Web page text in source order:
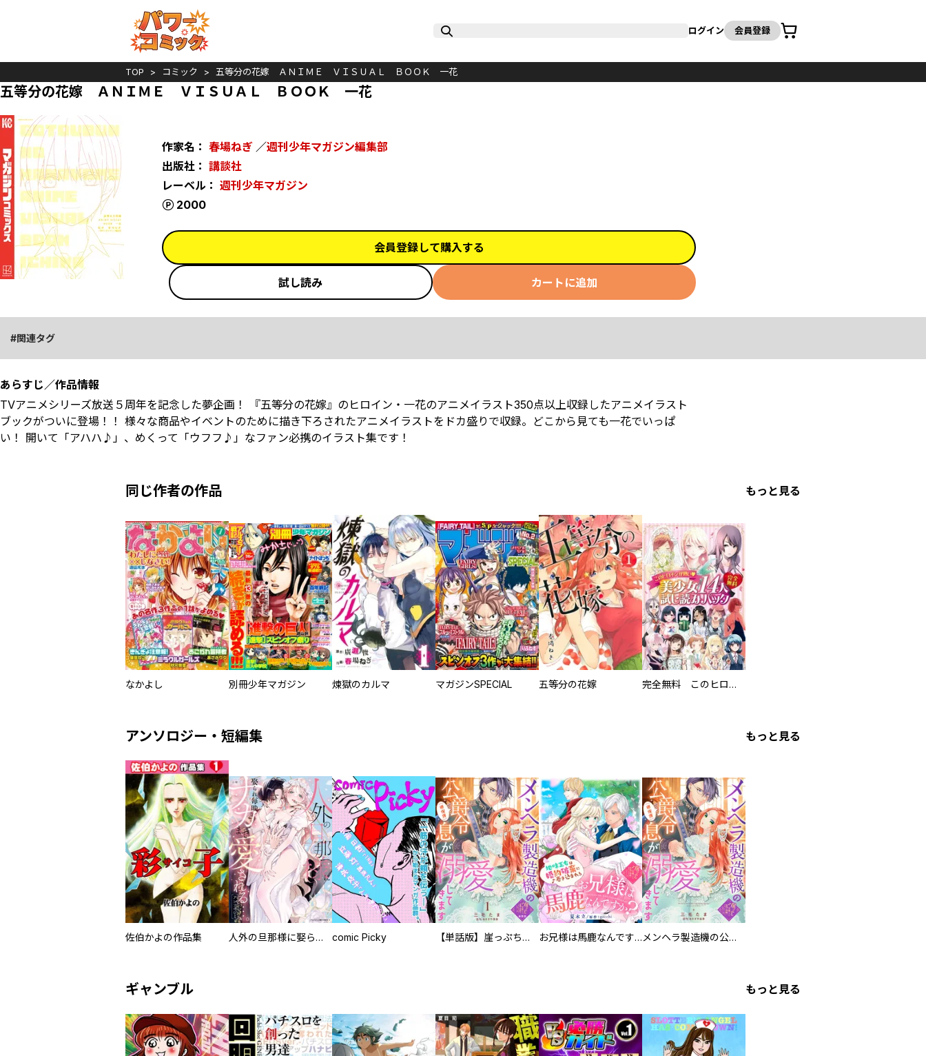
ログイン 会員登録
カート
TOP コミック 五等分の花嫁 ＡＮＩＭＥ ＶＩＳＵＡＬ ＢＯＯＫ 一花
五等分の花嫁 ＡＮＩＭＥ ＶＩＳＵＡＬ ＢＯＯＫ 一花
作家名： 春場ねぎ ／週刊少年マガジン編集部
出版社： 講談社
レーベル： 週刊少年マガジン
2000
会員登録して購入する
試し読み カートに追加
関連タグ
あらすじ／作品情報
TVアニメシリーズ放送５周年を記念した夢企画！ 『五等分の花嫁』のヒロイン・一花のアニメイラスト350点以上収録したアニメイラスト
ブックがついに登場！！ 様々な商品やイベントのために描き下ろされたアニメイラストをドカ盛りで収録。どこから見ても一花でいっぱ
い！ 開いて「アハハ♪」、めくって「ウフフ♪」なファン必携のイラスト集です！
同じ作者の作品 もっと見る
なかよし 別冊少年マガジン 煉獄のカルマ マガジンSPECIAL 五等分の花嫁 完全無料 このヒロインが熱い♪ 美少女１４人試し読みパック
アンソロジー・短編集 もっと見る
佐伯かよの作品集 人外の旦那様に娶られ毎晩ナカまで愛される…。アンソロジー comic Picky 【単話版】崖っぷち令嬢ですが、意地と策略で幸せになります！シリーズ お兄様は馬鹿なんですか？～地味王女は婚約破棄に巻き込まれる～ メンヘラ製造機の公爵令息（過保護）が溺愛してきます
ギャンブル もっと見る